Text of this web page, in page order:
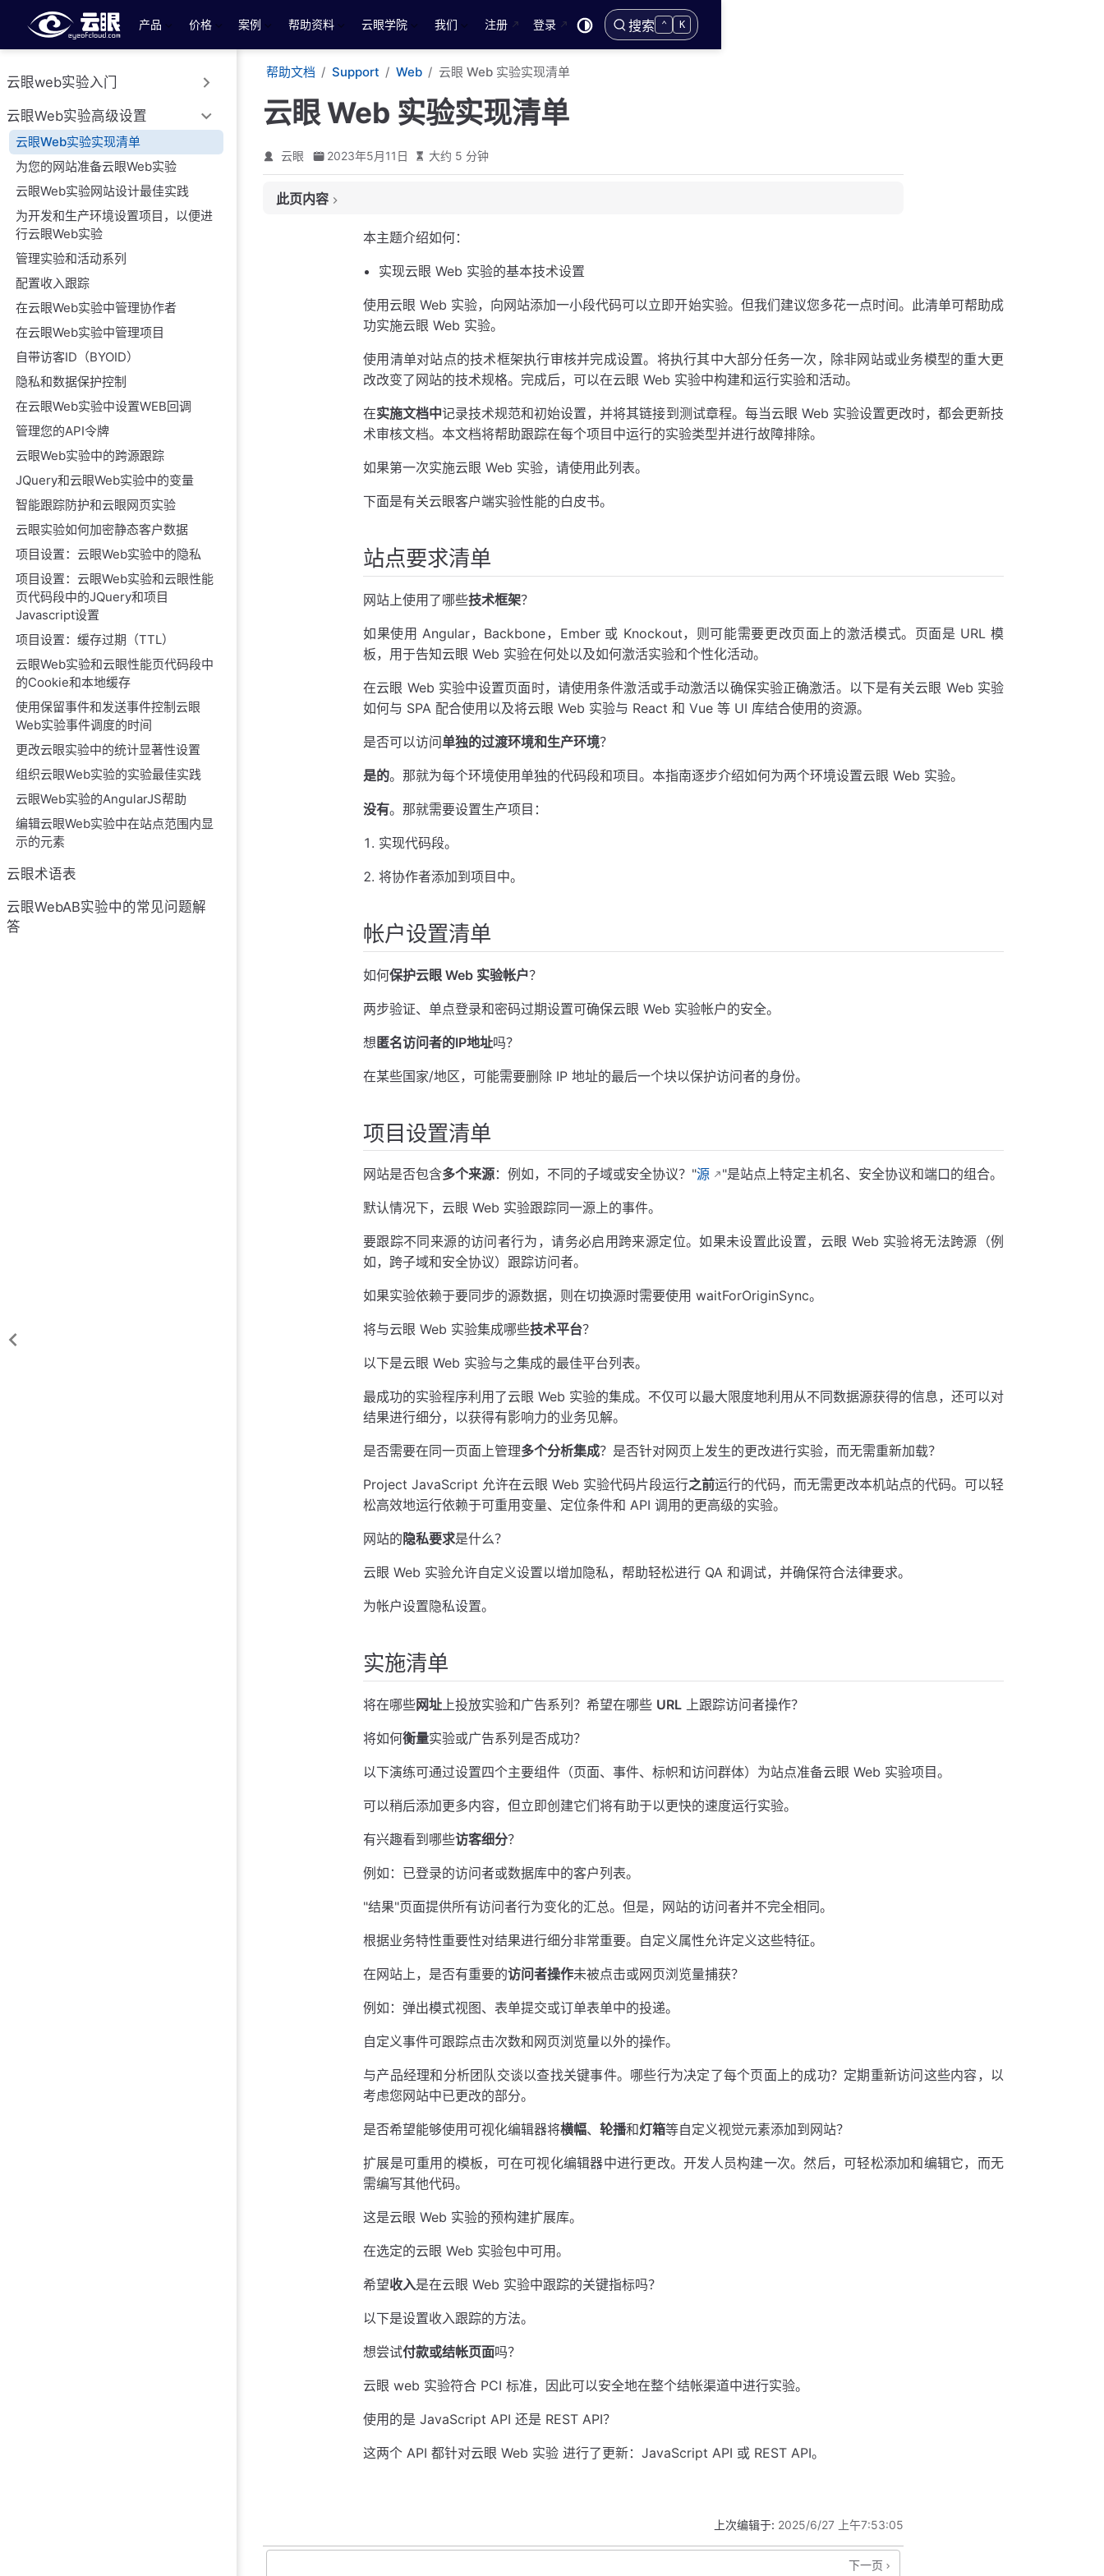
跳至主要內容
产品
价格 案例 帮助资料 云眼学院 我们 注册 登录 搜索 ⌃ K
云眼web实验入门
云眼Web实验高级设置
云眼Web实验实现清单
为您的网站准备云眼Web实验
云眼Web实验网站设计最佳实践
为开发和生产环境设置项目，以便进
行云眼Web实验
管理实验和活动系列
配置收入跟踪
在云眼Web实验中管理协作者
在云眼Web实验中管理项目
自带访客ID（BYOID）
隐私和数据保护控制
在云眼Web实验中设置WEB回调
管理您的API令牌
云眼Web实验中的跨源跟踪
JQuery和云眼Web实验中的变量
智能跟踪防护和云眼网页实验
云眼实验如何加密静态客户数据
项目设置：云眼Web实验中的隐私
项目设置：云眼Web实验和云眼性能
页代码段中的JQuery和项目
Javascript设置
项目设置：缓存过期（TTL）
云眼Web实验和云眼性能页代码段中
的Cookie和本地缓存
使用保留事件和发送事件控制云眼
Web实验事件调度的时间
更改云眼实验中的统计显著性设置
组织云眼Web实验的实验最佳实践
云眼Web实验的AngularJS帮助
编辑云眼Web实验中在站点范围内显
示的元素
云眼术语表
云眼WebAB实验中的常见问题解
答
帮助文档 Support Web 云眼 Web 实验实现清单
云眼 Web 实验实现清单
云眼 2023年5月11日 大约 5 分钟
此页内容
本主题介绍如何：
实现云眼 Web 实验的基本技术设置
使用云眼 Web 实验，向网站添加一小段代码可以立即开始实验。但我们建议您多花一点时间。此清单可帮助成
功实施云眼 Web 实验。
使用清单对站点的技术框架执行审核并完成设置。将执行其中大部分任务一次，除非网站或业务模型的重大更
改改变了网站的技术规格。完成后，可以在云眼 Web 实验中构建和运行实验和活动。
在实施文档中记录技术规范和初始设置，并将其链接到测试章程。每当云眼 Web 实验设置更改时，都会更新技
术审核文档。本文档将帮助跟踪在每个项目中运行的实验类型并进行故障排除。
如果第一次实施云眼 Web 实验，请使用此列表。
下面是有关云眼客户端实验性能的白皮书。
站点要求清单
网站上使用了哪些技术框架？
如果使用 Angular，Backbone，Ember 或 Knockout，则可能需要更改页面上的激活模式。页面是 URL 模
板，用于告知云眼 Web 实验在何处以及如何激活实验和个性化活动。
在云眼 Web 实验中设置页面时，请使用条件激活或手动激活以确保实验正确激活。以下是有关云眼 Web 实验
如何与 SPA 配合使用以及将云眼 Web 实验与 React 和 Vue 等 UI 库结合使用的资源。
是否可以访问单独的过渡环境和生产环境？
是的。那就为每个环境使用单独的代码段和项目。本指南逐步介绍如何为两个环境设置云眼 Web 实验。
没有。那就需要设置生产项目：
实现代码段。
将协作者添加到项目中。
帐户设置清单
如何保护云眼 Web 实验帐户？
两步验证、单点登录和密码过期设置可确保云眼 Web 实验帐户的安全。
想匿名访问者的IP地址吗？
在某些国家/地区，可能需要删除 IP 地址的最后一个块以保护访问者的身份。
项目设置清单
网站是否包含多个来源：例如，不同的子域或安全协议？"源 "是站点上特定主机名、安全协议和端口的组合。
默认情况下，云眼 Web 实验跟踪同一源上的事件。
要跟踪不同来源的访问者行为，请务必启用跨来源定位。如果未设置此设置，云眼 Web 实验将无法跨源（例
如，跨子域和安全协议）跟踪访问者。
如果实验依赖于要同步的源数据，则在切换源时需要使用 waitForOriginSync。
将与云眼 Web 实验集成哪些技术平台？
以下是云眼 Web 实验与之集成的最佳平台列表。
最成功的实验程序利用了云眼 Web 实验的集成。不仅可以最大限度地利用从不同数据源获得的信息，还可以对
结果进行细分，以获得有影响力的业务见解。
是否需要在同一页面上管理多个分析集成？是否针对网页上发生的更改进行实验，而无需重新加载？
Project JavaScript 允许在云眼 Web 实验代码片段运行之前运行的代码，而无需更改本机站点的代码。可以轻
松高效地运行依赖于可重用变量、定位条件和 API 调用的更高级的实验。
网站的 隐私要求是什么？
云眼 Web 实验允许自定义设置以增加隐私，帮助轻松进行 QA 和调试，并确保符合法律要求。
为帐户设置隐私设置。
实施清单
将在哪些网址上投放实验和广告系列？希望在哪些 URL 上跟踪访问者操作？
将如何衡量实验或广告系列是否成功？
以下演练可通过设置四个主要组件（页面、事件、标帜和访问群体）为站点准备云眼 Web 实验项目。
可以稍后添加更多内容，但立即创建它们将有助于以更快的速度运行实验。
有兴趣看到哪些访客细分？
例如：已登录的访问者或数据库中的客户列表。
"结果"页面提供所有访问者行为变化的汇总。但是，网站的访问者并不完全相同。
根据业务特性重要性对结果进行细分非常重要。自定义属性允许定义这些特征。
在网站上，是否有重要的访问者操作未被点击或网页浏览量捕获？
例如：弹出模式视图、表单提交或订单表单中的投递。
自定义事件可跟踪点击次数和网页浏览量以外的操作。
与产品经理和分析团队交谈以查找关键事件。哪些行为决定了每个页面上的成功？定期重新访问这些内容，以
考虑您网站中已更改的部分。
是否希望能够使用可视化编辑器将横幅、 轮播和灯箱等自定义视觉元素添加到网站？
扩展是可重用的模板，可在可视化编辑器中进行更改。开发人员构建一次。然后，可轻松添加和编辑它，而无
需编写其他代码。
这是云眼 Web 实验的预构建扩展库。
在选定的云眼 Web 实验包中可用。
希望收入是在云眼 Web 实验中跟踪的关键指标吗？
以下是设置收入跟踪的方法。
想尝试付款或结帐页面吗？
云眼 web 实验符合 PCI 标准，因此可以安全地在整个结帐渠道中进行实验。
使用的是 JavaScript API 还是 REST API？
这两个 API 都针对云眼 Web 实验 进行了更新：JavaScript API 或 REST API。
上次编辑于: 2025/6/27 上午7:53:05
下一页